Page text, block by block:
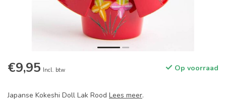
€9,95 Incl. btw Op voorraad
Japanse Kokeshi Doll Lak Rood Lees meer.